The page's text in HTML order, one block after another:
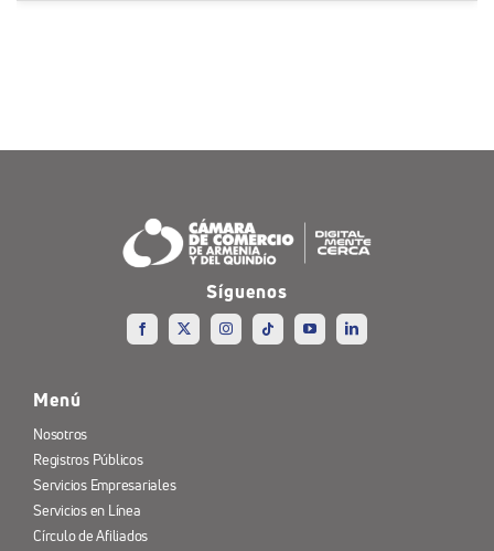
Síguenos
Menú
Nosotros
Registros Públicos
Servicios Empresariales
Servicios en Línea
Círculo de Afiliados